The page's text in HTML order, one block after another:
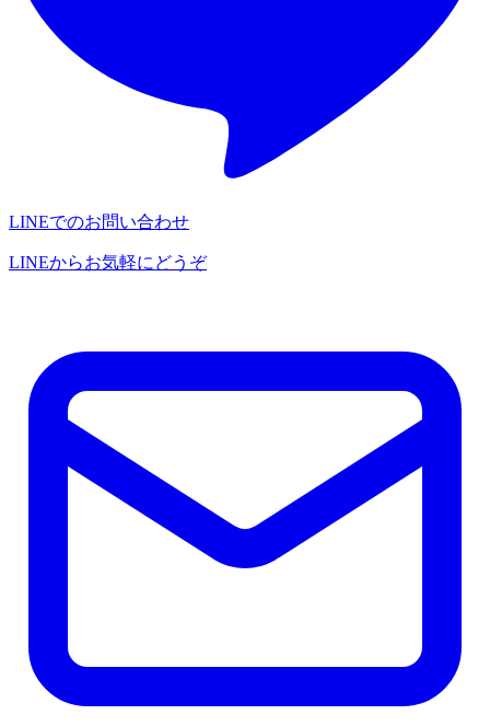
LINEでのお問い合わせ
LINEからお気軽にどうぞ